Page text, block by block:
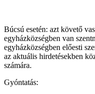
Búcsú esetén: azt követő
egyházközségben van
egyházközségben előesti
az aktuális hirdetésekben
számára.
Gyóntatás: